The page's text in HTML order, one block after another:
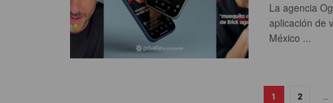
La agencia
aplicación de
México ...
1 2 …